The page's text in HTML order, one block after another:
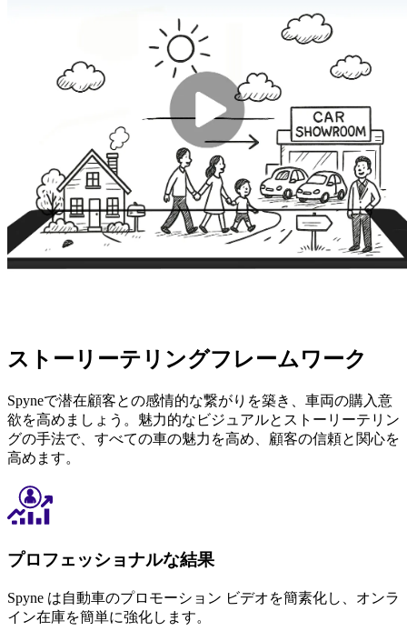
ストーリーテリングフレームワーク
Spyneで潜在顧客との感情的な繋がりを築き、車両の購入意
欲を高めましょう。魅力的なビジュアルとストーリーテリン
グの手法で、すべての車の魅力を高め、顧客の信頼と関心を
高めます。
プロフェッショナルな結果
Spyne は自動車のプロモーション ビデオを簡素化し、オンラ
イン在庫を簡単に強化します。